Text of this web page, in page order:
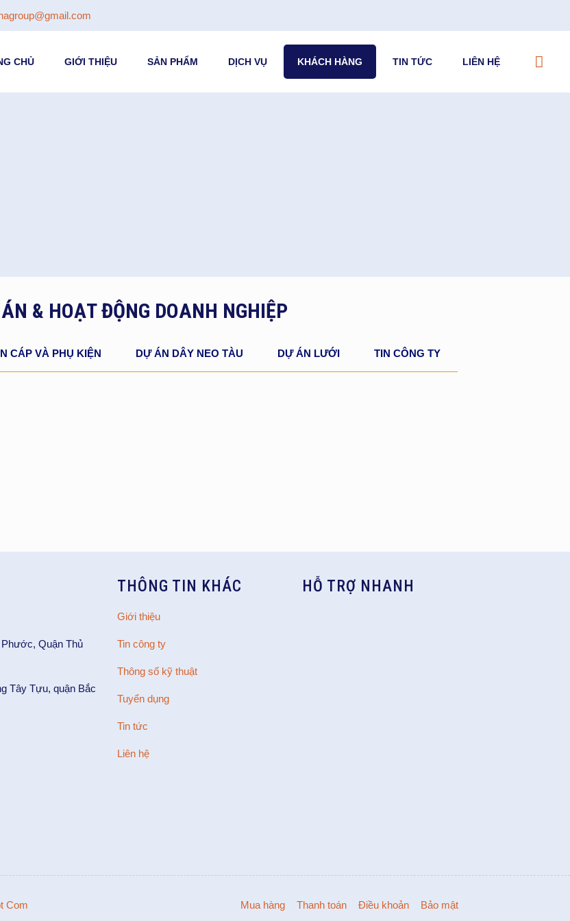
CHỦ GIỚI THIỆU SẢN PHẨM DỊCH VỤ KHÁCH HÀNG TIN TỨC LIÊN HỆ
& HOẠT ĐỘNG DOANH NGHIỆP
CÁP VÀ PHỤ KIỆN DỰ ÁN DÂY NEO TÀU DỰ ÁN LƯỚI TIN CÔNG TY
Quận Thủ
Tây Tựu, quận Bắc
THÔNG TIN KHÁC
Giới thiệu
Tin công ty
Thông số kỹ thuật
Tuyển dụng
Tin tức
Liên hệ
HỖ TRỢ NHANH
Com Mua hàng Thanh toán Điều khoản Bảo mật